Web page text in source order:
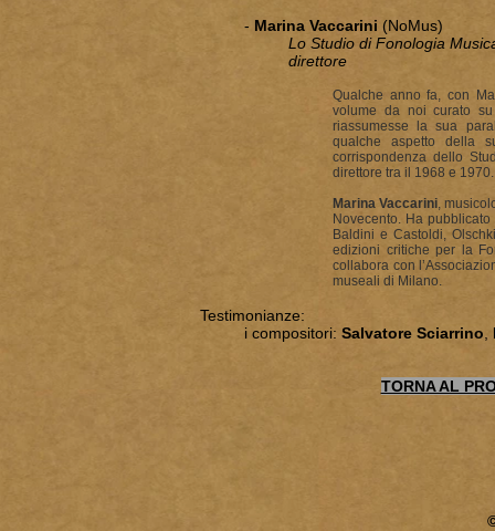
- Marina Vaccarini (NoMus)
Lo Studio di Fonologia
direttore
Qualche anno fa, con
volume da noi curato
riassumesse la sua
qualche aspetto della
corrispondenza dello
direttore tra il 1968 e 1970.
Marina Vaccarini,
Novecento. Ha
Baldini e Castoldi,
edizioni critiche per la
collabora con
museali di Milano.
Testimonianze:
i compositori: Salvatore Sciarrino
TORNA AL